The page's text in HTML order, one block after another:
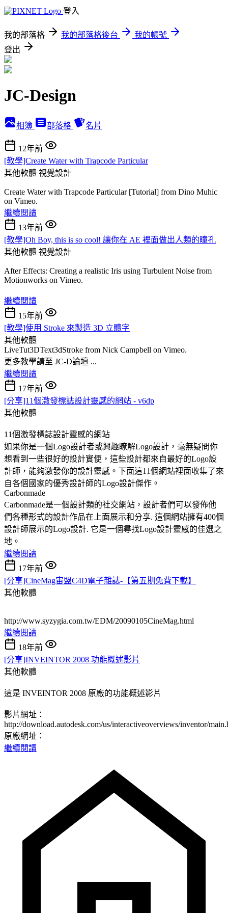
登入
我的部落格 我的部落格後台
我的帳號
登出
JC-Design
相簿 部落格 名片
12年前
[教學]Create Water with Trapcode Particular
其他軟體 視覺設計
Create Water with Trapcode Particular [Tutorial] from Dino Muhic
on Vimeo.
繼續閱讀
13年前
[教學]Oh Boy, this is so cool! 讓你在 AE 裡面做出人類的瞳孔
其他軟體 視覺設計
After Effects: Creating a realistic Iris using Turbulent Noise from
Motionworks on Vimeo.
繼續閱讀
15年前
[教學]使用 Stroke 來製造 3D 立體字
其他軟體
LiveTut3DText3dStroke from Nick Campbell on Vimeo.
更多教學請至 JC-D論壇 ...
繼續閱讀
17年前
[分享]11個激發標誌設計靈感的網站 - v6dp
其他軟體
11個激發標誌設計靈感的網站
如果你是一個Logo設計者或興趣瞭解Logo設計，毫無疑問你
想看到一些很好的設計實便，這些設計都來自最好的Logo設
計師，能夠激發你的設計靈感。下面這11個網站裡面收集了來
自各個國家的優秀設計師的Logo設計傑作。
Carbonmade
Carbonmade是一個設計類的社交網站，設計者們可以發佈他
們各種形式的設計作品在上面展示和分享. 這個網站擁有400個
設計師展示的Logo設計. 它是一個尋找Logo設計靈感的佳選之
地。
繼續閱讀
17年前
[分享]CineMag宙盟C4D電子雜誌-【第五期免費下載】
其他軟體
http://www.syzygia.com.tw/EDM/20090105CineMag.html
繼續閱讀
18年前
[分享]INVEINTOR 2008 功能概述影片
其他軟體
這是 INVEINTOR 2008 原廠的功能概述影片
影片網址：
http://download.autodesk.com/us/interactiveoverviews/inventor/
原廠網址：
繼續閱讀